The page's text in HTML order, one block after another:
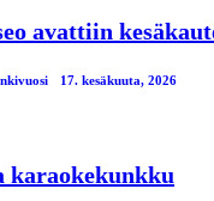
avattiin
17. kesäkuuta, 2026
karaokekunkku